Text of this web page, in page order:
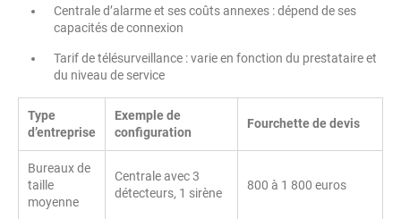
Centrale d’alarme et ses coûts annexes : dépend de ses
capacités de connexion
Tarif de télésurveillance : varie en fonction du prestataire et
du niveau de service
Type
d’entreprise
Exemple de
configuration
Fourchette de devis
Bureaux de
taille
moyenne
Centrale avec 3
détecteurs, 1 sirène
800 à 1 800 euros